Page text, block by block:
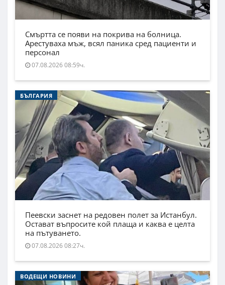
Смъртта се появи на покрива на болница.
Арестуваха мъж, всял паника сред пациенти и
персонал
07.08.2026 08:59ч.
БЪЛГАРИЯ
Пеевски заснет на редовен полет за Истанбул.
Остават въпросите кой плаща и каква е целта
на пътуването.
07.08.2026 08:27ч.
ВОДЕЩИ НОВИНИ